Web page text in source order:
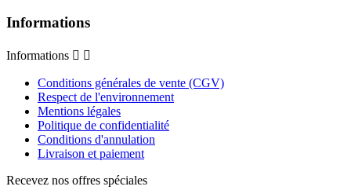
Informations
Informations  
Conditions générales de vente (CGV)
Respect de l'environnement
Mentions légales
Politique de confidentialité
Conditions d'annulation
Livraison et paiement
Recevez nos offres spéciales